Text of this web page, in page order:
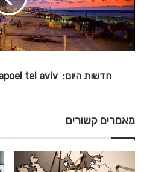
ש
ט
י
י
ה
י
ו
ם
e
n
c
חדשות היום: valencia basket vs hapoel tel aviv
מאמרים קשורים